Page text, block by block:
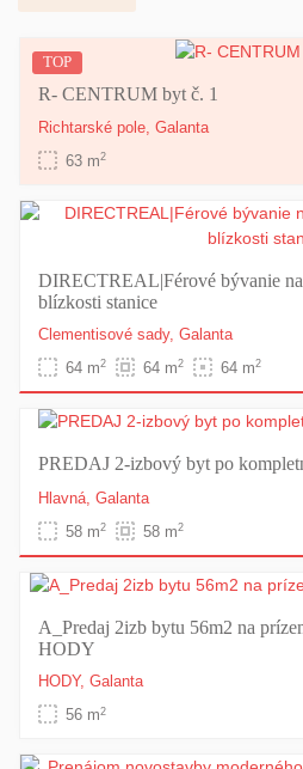
TOP
R- CENTRUM byt č. 1
Richtarské pole, Galanta
63 m2
DIRECTREAL|Férové bývanie
blízkosti stanice
Clementisové sady, Galanta
64 m2 64 m2 64 m2
PREDAJ 2-izbový byt po
Hlavná, Galanta
58 m2 58 m2
A_Predaj 2izb bytu 56m2 na
HODY
HODY, Galanta
56 m2